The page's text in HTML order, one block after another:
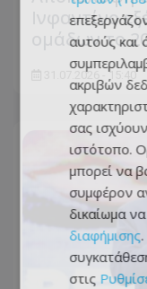
Ινφαντίνο
ομάδων το
31.07.2026 - 15:40
αυτούς και
ακριβών
σας
ιστότοπο.
μπορεί να
συμφέρον
δικαίωμα
διαφήμισης
στις